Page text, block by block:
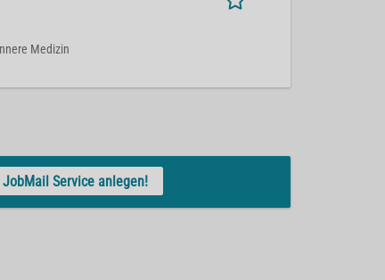
Medizin
JobMail Service anlegen!